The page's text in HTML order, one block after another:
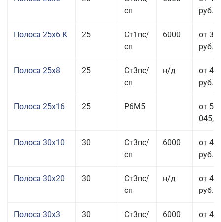
сп
руб.
Полоса 25x6 К 25
Ст1пс/
сп
6000
от 35
руб.
Полоса 25x8 25
Ст3пс/
сп
н/д
от 43
руб.
Полоса 25x16 25 Р6М5
от
Полоса 30x10 30
Ст3пс/
сп
6000
от 45
руб.
Полоса 30x20 30
Ст3пс/
сп
н/д
от 46
руб.
Полоса 30x3 30
Ст3пс/
6000
от 46